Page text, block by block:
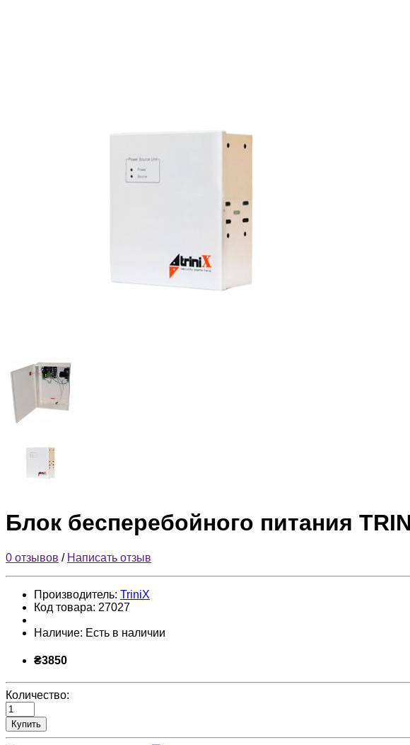
Блок бесперебойного питания
0 отзывов / Написать отзыв
Производитель: TriniX
Код товара: 27027
Наличие: Есть в наличии
₴3850
Количество:
Купить